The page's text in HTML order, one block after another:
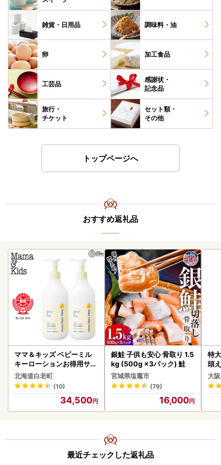
雑貨・ 日用品 調味料・ 油
卵 加工食品
工芸品
感謝状・
記念品
旅行・
チケット
セット類・
その他
トップページへ
おすすめ返礼品
ママ＆キッズ ベビーミル
キーローションお得用サイ
ズ 380ml 2本セット CH21
0
北海道白老町
(10)
34,500
銀鮭 子供も安心 骨取り 1.5
kg (500g ×3パック) 鮭
宮城県塩竈市
(79)
16,000
特
頭
大
最近チェックした返礼品